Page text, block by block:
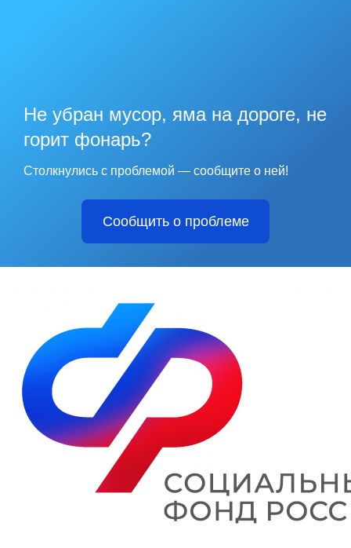
Не убран мусор, яма на дороге, не
горит фонарь?
Столкнулись с проблемой — сообщите о ней!
Сообщить о проблеме